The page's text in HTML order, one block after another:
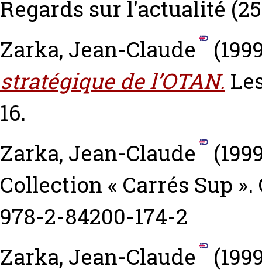
Regards sur l'actualité
Zarka, Jean-Claude
stratégique de l’OTAN.
16.
Zarka, Jean-Claude
Collection « Carrés Sup
978-2-84200-174-2
Zarka, Jean-Claude